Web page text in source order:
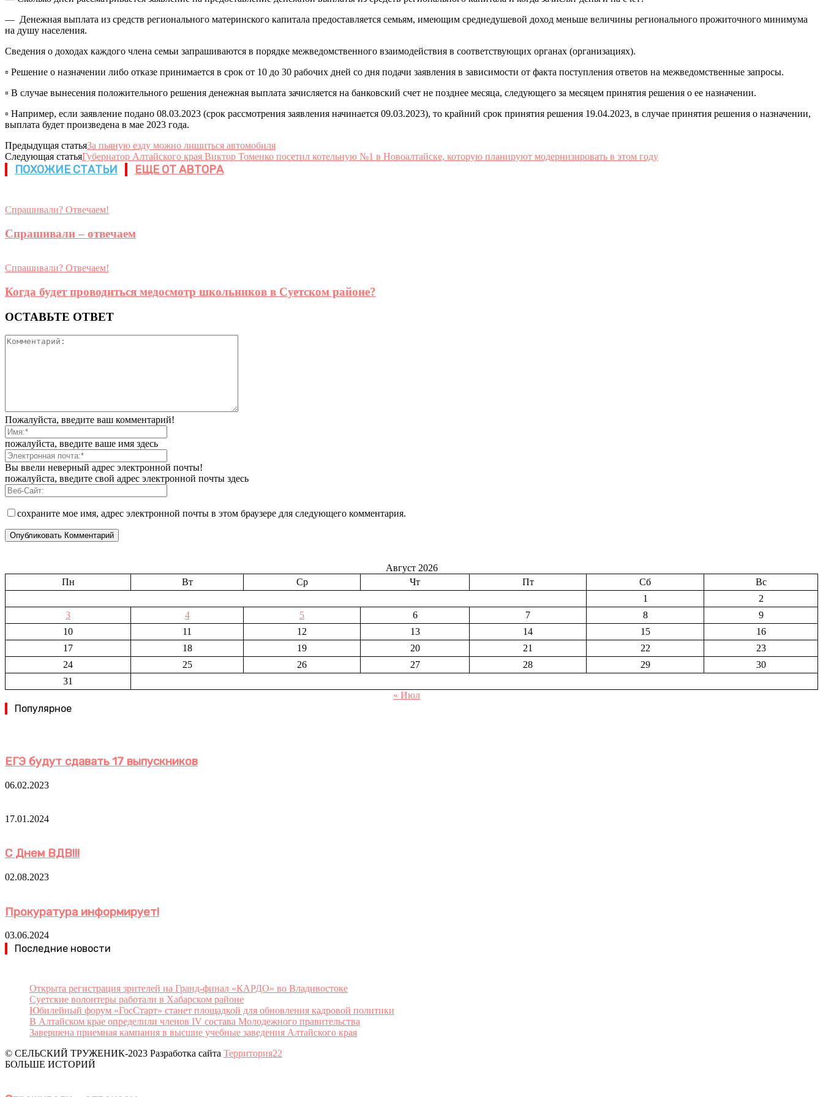
— Денежная выплата из средств регионального материнского капитала предоставляется семьям, имеющим среднедушевой доход меньше величины регионального прожиточного минимума
на душу населения.
Сведения о доходах каждого члена семьи запрашиваются в порядке межведомственного взаимодействия в соответствующих органах (организациях).
▫ Решение о назначении либо отказе принимается в срок от 10 до 30 рабочих дней со дня подачи заявления в зависимости от факта поступления ответов на межведомственные запросы.
▫ В случае вынесения положительного решения денежная выплата зачисляется на банковский счет не позднее месяца, следующего за месяцем принятия решения о ее назначении.
▫ Например, если заявление подано 08.03.2023 (срок рассмотрения заявления начинается 09.03.2023), то крайний срок принятия решения 19.04.2023, в случае принятия решения о назначении,
выплата будет произведена в мае 2023 года.
Предыдущая статьяЗа пьяную езду можно лишиться автомобиля
Следующая статьяГубернатор Алтайского края Виктор Томенко посетил котельную №1 в Новоалтайске, которую планируют модернизировать в этом году
ПОХОЖИЕ СТАТЬИ ЕЩЕ ОТ АВТОРА
Спрашивали? Отвечаем!
Спрашивали – отвечаем
Спрашивали? Отвечаем!
Когда будет проводиться медосмотр школьников в Суетском районе?
ОСТАВЬТЕ ОТВЕТ
Пожалуйста, введите ваш комментарий!
пожалуйста, введите ваше имя здесь
Вы ввели неверный адрес электронной почты!
пожалуйста, введите свой адрес электронной почты здесь
сохраните мое имя, адрес электронной почты в этом браузере для следующего комментария.
Август 2026
Пн
Вт Ср Чт Пт Сб
Вс
1
2
3
4 5 6 7 8
9
10
11 12 13 14 15
16
17
18 19 20 21 22
23
24
25 26 27 28 29
30
31
« Июл
Популярное
ЕГЭ будут сдавать 17 выпускников
06.02.2023
17.01.2024
С Днем ВДВ!!!
02.08.2023
Прокуратура информирует!
03.06.2024
Последние новости
Открыта регистрация зрителей на Гранд-финал «КАРДО» во Владивостоке
Суетские волонтеры работали в Хабарском районе
Юбилейный форум «ГосСтарт» станет площадкой для обновления кадровой политики
В Алтайском крае определили членов IV состава Молодежного правительства
Завершена приемная кампания в высшие учебные заведения Алтайского края
© СЕЛЬСКИЙ ТРУЖЕНИК-2023 Разработка сайта Территория22
БОЛЬШЕ ИСТОРИЙ